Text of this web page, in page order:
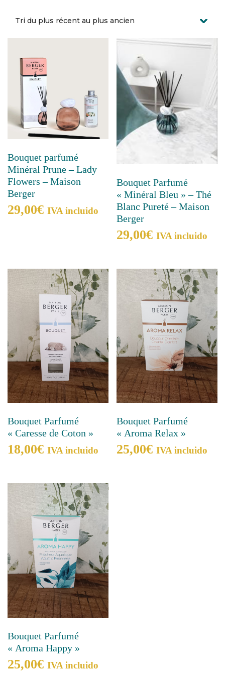
Bouquet parfumé
Minéral Prune – Lady
Flowers – Maison
Berger
29,00€ IVA incluido
Bouquet Parfumé
« Minéral Bleu » – Thé
Blanc Pureté – Maison
Berger
29,00€ IVA incluido
Bouquet Parfumé
« Caresse de Coton »
18,00€ IVA incluido
Bouquet Parfumé
« Aroma Relax »
25,00€ IVA incluido
Bouquet Parfumé
« Aroma Happy »
25,00€ IVA incluido